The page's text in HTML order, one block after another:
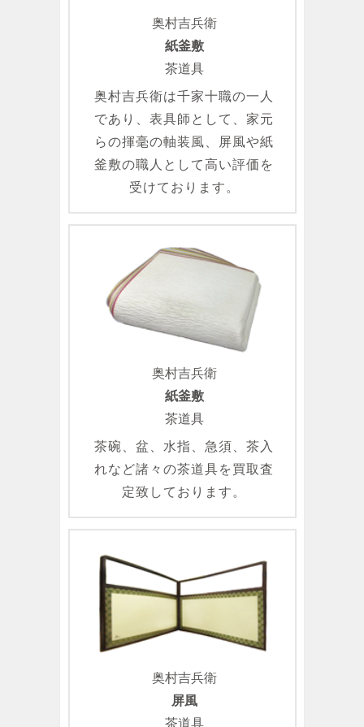
奥村吉兵衛
紙釜敷
茶道具
奥村吉兵衛は千家十職の一人
であり、表具師として、家元
らの揮毫の軸装風、屏風や紙
釜敷の職人として高い評価を
受けております。
奥村吉兵衛
紙釜敷
茶道具
茶碗、盆、水指、急須、茶入
れなど諸々の茶道具を買取査
定致しております。
奥村吉兵衛
屏風
茶道具